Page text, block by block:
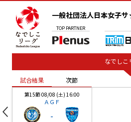
一般社団法人日本女子
TOP PARTNER
なでしこ
試合結果 次節
第15節 08/08 (土) 16:00
ＡＧＦ
-